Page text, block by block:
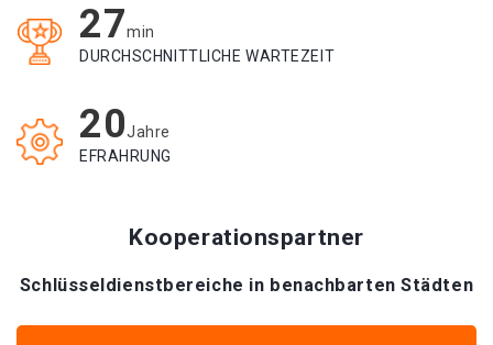
27min
DURCHSCHNITTLICHE WARTEZEIT
20Jahre
EFRAHRUNG
Kooperationspartner
Schlüsseldienstbereiche in benachbarten Städten